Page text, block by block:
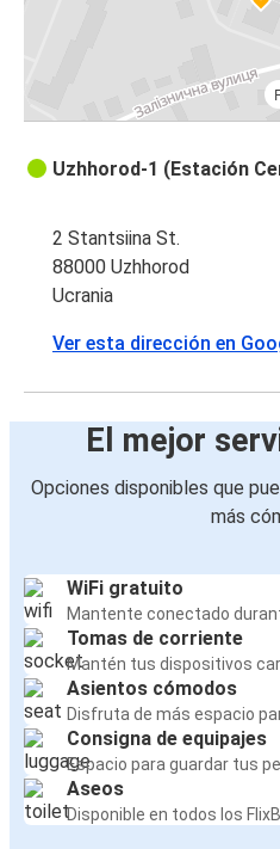
Uzhhorod-1 (Estación
2 Stantsiina St.
88000 Uzhhorod
Ucrania
Ver esta dirección en
El mejor
Opciones disponibles que
más
WiFi gratuito
Mantente conectado
Tomas de corriente
Mantén tus dispositivos
Asientos cómodos
Disfruta de más espacio
Consigna de equipajes
Espacio para guardar tus
Aseos
Disponible en todos los